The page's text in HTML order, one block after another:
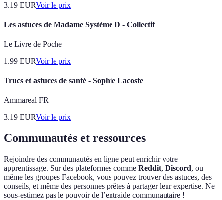
3.19 EURVoir le prix
Les astuces de Madame Système D - Collectif
Le Livre de Poche
1.99 EURVoir le prix
Trucs et astuces de santé - Sophie Lacoste
Ammareal FR
3.19 EURVoir le prix
Communautés et ressources
Rejoindre des communautés en ligne peut enrichir votre
apprentissage. Sur des plateformes comme Reddit, Discord, ou
même les groupes Facebook, vous pouvez trouver des astuces, des
conseils, et même des personnes prêtes à partager leur expertise. Ne
sous-estimez pas le pouvoir de l’entraide communautaire !